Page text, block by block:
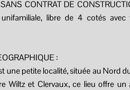
CONTRAT DE
libre de 4 cotés
:
une petite localité, située au Nord
Wiltz et Clervaux, ce lieu offre